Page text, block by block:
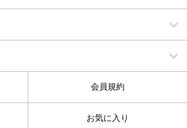
会員規約
お気に入り